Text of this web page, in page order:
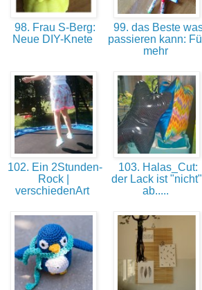
98. Frau S-Berg:
Neue DIY-Knete
99. das Beste
passieren kann:
mehr
102. Ein 2Stunden-
Rock |
verschiedenArt
103. Halas_Cut:
der Lack ist "nicht"
ab.....